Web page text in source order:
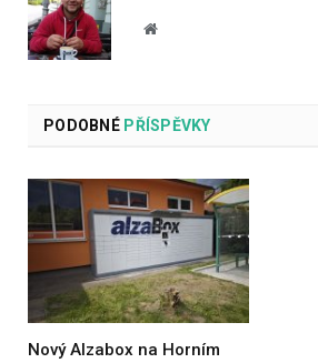
Website
PODOBNÉPŘÍSPĚVKY
Nový Alzabox na Horním